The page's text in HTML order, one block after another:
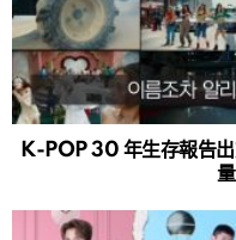
K-POP 30 年生存報告